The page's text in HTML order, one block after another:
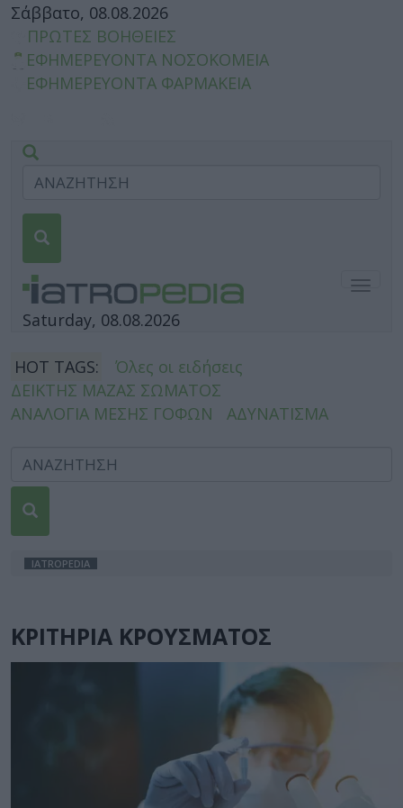
Σάββατο, 08.08.2026
ΠΡΩΤΕΣ ΒΟΗΘΕΙΕΣ
ΕΦΗΜΕΡΕΥΟΝΤΑ ΝΟΣΟΚΟΜΕΙΑ
ΕΦΗΜΕΡΕΥΟΝΤΑ ΦΑΡΜΑΚΕΙΑ
Saturday, 08.08.2026
HOT TAGS:
Όλες οι ειδήσεις
ΔΕΙΚΤΗΣ ΜΑΖΑΣ ΣΩΜΑΤΟΣ
ΑΝΑΛΟΓΙΑ ΜΕΣΗΣ ΓΟΦΩΝ
ΑΔΥΝΑΤΙΣΜΑ
IATROPEDIA
ΚΡΙΤΗΡΙΑ ΚΡΟΥΣΜΑΤΟΣ